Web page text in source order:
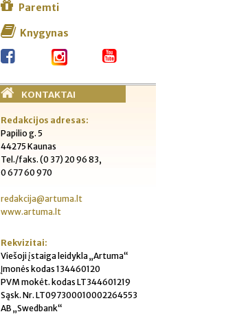
Paremti
Knygynas
KONTAKTAI
Redakcijos adresas:
Papilio g. 5
44275 Kaunas
Tel./faks. (0 37) 20 96 83,
0 677 60 970
redakcija@artuma.lt
www.artuma.lt
Rekvizitai:
Viešoji įstaiga leidykla „Artuma“
Įmonės kodas 134460120
PVM mokėt. kodas LT344601219
Sąsk. Nr. LT097300010002264553
AB „Swedbank“